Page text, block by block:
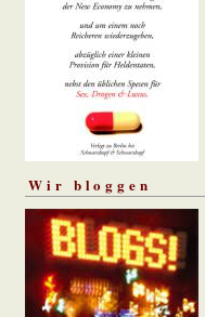
Wir bloggen